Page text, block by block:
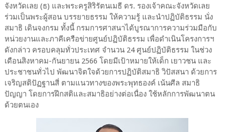
จังหวัดเลย (ธ) และพระครูสิริรัตนเมธี ดร. รองเจ้าคณะจังหวัดเลย
ร่วมเป็นพระผู้สอน บรรยายธรรม ให้ความรู้ และนำปฏิบัติธรรม นั่ง
สมาธิ เดินจงกรม ทั้งนี้ กรมการศาสนาได้บูรณาการความร่วมมือกับ
หน่วยงานและภาคีเครือข่ายศูนย์ปฏิบัติธรรม เพื่อดำเนินโครงการฯ
ดังกล่าว ครอบคลุมทั่วประเทศ จำนวน 24 ศูนย์ปฏิบัติธรรม ในช่วง
เดือนสิงหาคม-กันยายน 2566 โดยมีเป้าหมายให้เด็ก เยาวชน และ
ประชาชนทั่วไป พัฒนาจิตใจด้วยการปฏิบัติสมาธิ วิปัสสนา ด้วยการ
เจริญสติปัฏฐานสี่ ตามแนวทางของพระพุทธองค์ เน้นศีล สมาธิ
ปัญญา โดยการฝึกสติและสมาธิอย่างต่อเนื่อง ใช้หลักการพัฒนาตน
ด้วยตนเอง